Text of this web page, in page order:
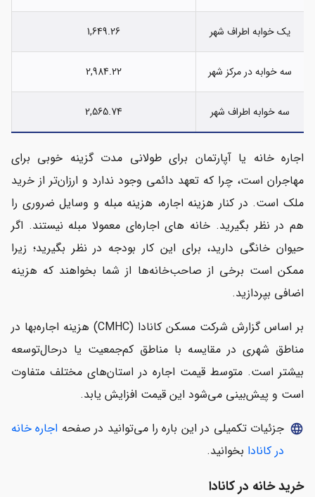
یک خوابه اطراف شهر 1,649.26
سه خوابه در مرکز شهر 2,984.22
سه خوابه اطراف شهر 2,565.74
اجاره خانه یا آپارتمان برای طولانی مدت گزینه خوبی برای
مهاجران است، چرا که تعهد دائمی وجود ندارد و ارزان‌تر از خرید
ملک است. در کنار هزینه اجاره، هزینه مبله و وسایل ضروری را
هم در نظر بگیرید. خانه های اجاره‌ای معمولا مبله نیستند. اگر
حیوان خانگی دارید، برای این کار بودجه در نظر بگیرید؛ زیرا
ممکن است برخی از صاحب‌خانه‌ها از شما بخواهند که هزینه
اضافی بپردازید.
بر اساس گزارش شرکت مسکن کانادا (CMHC) هزینه اجاره‌بها در
مناطق شهری در مقایسه با مناطق کم‌جمعیت یا درحال‌توسعه
بیشتر است. متوسط ​​​​قیمت اجاره در استان‌های مختلف متفاوت
است و پیش‌بینی می‌شود این قیمت افزایش یابد.
language جزئیات تکمیلی در این باره را می‌توانید در صفحه اجاره خانه
در کانادا بخوانید.
خرید خانه در کانادا